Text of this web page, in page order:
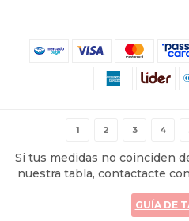
1 2 3 4
Si tus medidas no coinciden
nuestra tabla, contactacte
GUÍA DE